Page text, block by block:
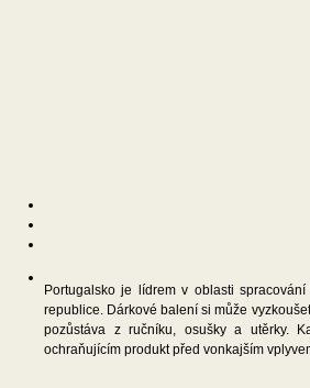
Portugalsko je lídrem v oblasti
republice. Dárkové balení si může
pozůstáva z ručníku, osušky a utěrky.
ochraňujícím produkt před vonkajším